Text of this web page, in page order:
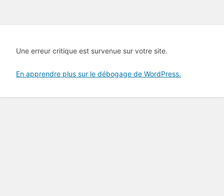
Une erreur critique est survenue sur votre site.
En apprendre plus sur le débogage de WordPress.